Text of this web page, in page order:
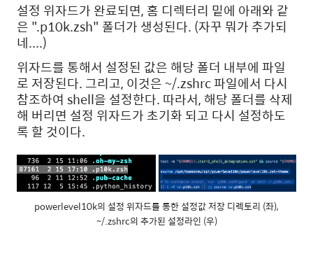
설정 위자드가 완료되면, 홈 디렉터리 밑에 아래와 같
은 ".p10k.zsh" 폴더가 생성된다. (자꾸 뭐가 추가되
네....)
위자드를 통해서 설정된 값은 해당 폴더 내부에 파일
로 저장된다. 그리고, 이것은 ~/.zshrc 파일에서 다시
참조하여 shell을 설정한다. 따라서, 해당 폴더를 삭제
해 버리면 설정 위자드가 초기화 되고 다시 설정하도
록 할 것이다.
powerlevel10k의 설정 위자드를 통한 설정값 저장 디렉토리 (좌),
~/.zshrc의 추가된 설정라인 (우)